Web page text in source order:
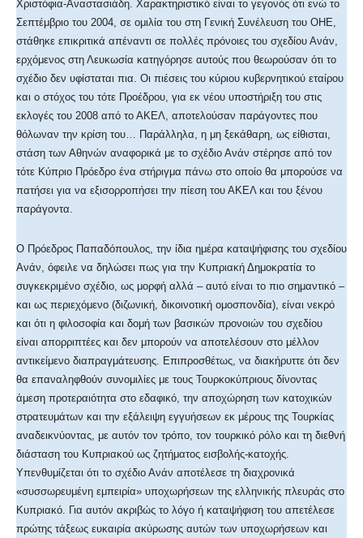
Χριστόφια-Αναστασιάδη. Χαρακτηριστικό είναι το γεγονός ότι ενώ το
Σεπτέμβριο του 2004, σε ομιλία του στη Γενική Συνέλευση του ΟΗΕ,
στάθηκε επικριτικά απέναντι σε πολλές πρόνοιες του σχεδίου Ανάν,
ερχόμενος στη Λευκωσία κατηγόρησε αυτούς που θεωρούσαν ότι το
σχέδιο δεν υφίσταται πια. Οι πιέσεις του κύριου κυβερνητικού εταίρου
και ο στόχος του τότε Προέδρου, για εκ νέου υποστήριξη του στις
εκλογές του 2008 από το ΑΚΕΛ, αποτελούσαν παράγοντες που
θόλωναν την κρίση του… Παράλληλα, η μη ξεκάθαρη, ως είθισται,
στάση των Αθηνών αναφορικά με το σχέδιο Ανάν στέρησε από τον
τότε Κύπριο Πρόεδρο ένα στήριγμα πάνω στο οποίο θα μπορούσε να
πατήσει για να εξισορροπήσει την πίεση του ΑΚΕΛ και του ξένου
παράγοντα.
Ο Πρόεδρος Παπαδόπουλος, την ίδια ημέρα καταψήφισης του σχεδίου
Ανάν, όφειλε να δηλώσει πως για την Κυπριακή Δημοκρατία το
συγκεκριμένο σχέδιο, ως μορφή αλλά – αυτό είναι το πιο σημαντικό –
και ως περιεχόμενο (διζωνική, δικοινοτική ομοσπονδία), είναι νεκρό
και ότι η φιλοσοφία και δομή των βασικών προνοιών του σχεδίου
είναι απορριπτέες και δεν μπορούν να αποτελέσουν στο μέλλον
αντικείμενο διαπραγμάτευσης. Επιπροσθέτως, να διακήρυττε ότι δεν
θα επαναληφθούν συνομιλίες με τους Τουρκοκύπριους δίνοντας
άμεση προτεραιότητα στο εδαφικό, την αποχώρηση των κατοχικών
στρατευμάτων και την εξάλειψη εγγυήσεων εκ μέρους της Τουρκίας
αναδεικνύοντας, με αυτόν τον τρόπο, τον τουρκικό ρόλο και τη διεθνή
διάσταση του Κυπριακού ως ζητήματος εισβολής-κατοχής.
Υπενθυμίζεται ότι το σχέδιο Ανάν αποτέλεσε τη διαχρονικά
«συσσωρευμένη εμπειρία» υποχωρήσεων της ελληνικής πλευράς στο
Κυπριακό. Για αυτόν ακριβώς το λόγο ή καταψήφιση του απετέλεσε
πρώτης τάξεως ευκαιρία ακύρωσης αυτών των υποχωρήσεων και